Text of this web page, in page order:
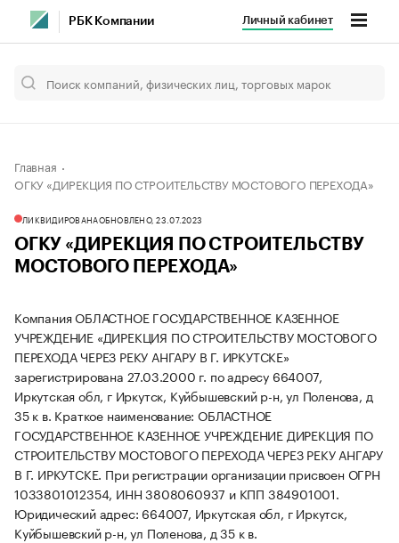
РБК Компании Личный кабинет
Главная
ОГКУ «ДИРЕКЦИЯ ПО СТРОИТЕЛЬСТВУ МОСТОВОГО ПЕРЕХОДА»
ЛИКВИДИРОВАНАОБНОВЛЕНО, 23.07.2023
ОГКУ «ДИРЕКЦИЯ ПО СТРОИТЕЛЬСТВУ
МОСТОВОГО ПЕРЕХОДА»
Компания ОБЛАСТНОЕ ГОСУДАРСТВЕННОЕ КАЗЕННОЕ
УЧРЕЖДЕНИЕ «ДИРЕКЦИЯ ПО СТРОИТЕЛЬСТВУ МОСТОВОГО
ПЕРЕХОДА ЧЕРЕЗ РЕКУ АНГАРУ В Г. ИРКУТСКЕ»
зарегистрирована 27.03.2000 г. по адресу 664007,
Иркутская обл, г Иркутск, Куйбышевский р-н, ул Поленова, д
35 к в. Краткое наименование: ОБЛАСТНОЕ
ГОСУДАРСТВЕННОЕ КАЗЕННОЕ УЧРЕЖДЕНИЕ ДИРЕКЦИЯ ПО
СТРОИТЕЛЬСТВУ МОСТОВОГО ПЕРЕХОДА ЧЕРЕЗ РЕКУ АНГАРУ
В Г. ИРКУТСКЕ. При регистрации организации присвоен ОГРН
1033801012354, ИНН 3808060937 и КПП 384901001.
Юридический адрес: 664007, Иркутская обл, г Иркутск,
Куйбышевский р-н, ул Поленова, д 35 к в.